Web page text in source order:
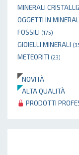
MINERALI
OGGETTI IN
FOSSILI (175)
GIOIELLI MINERALI
METEORITI (23)
NOVITÀ
ALTA QUALITÀ
PRODOTTI